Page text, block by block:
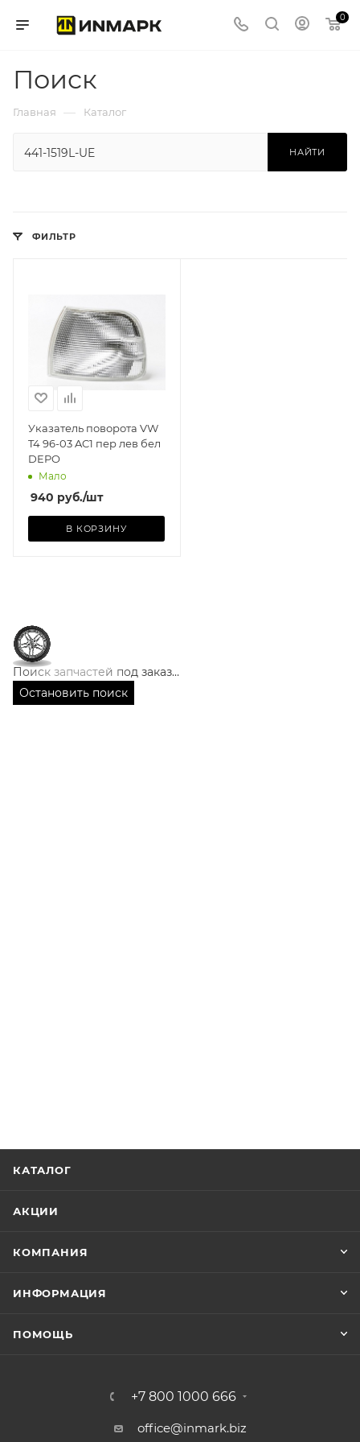
0
Поиск
Главная — Каталог
НАЙТИ
ФИЛЬТР
Указатель поворота VW
T4 96-03 AC1 пер лев бел
DEPO
Мало
940 руб./шт
В КОРЗИНУ
Поиск запчастей под заказ…
Остановить поиск
КАТАЛОГ
АКЦИИ
КОМПАНИЯ
ИНФОРМАЦИЯ
ПОМОЩЬ
+7 800 1000 666
office@inmark.biz